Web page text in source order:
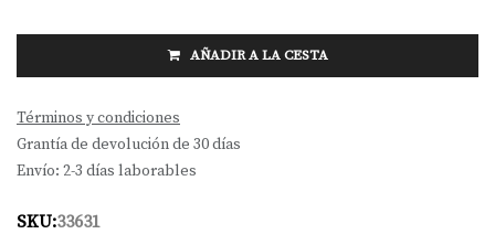
AÑADIR A LA CESTA
Términos y condiciones
Grantía de devolución de 30 días
Envío: 2-3 días laborables
SKU:33631